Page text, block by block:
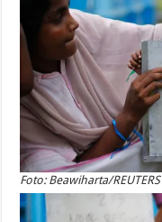
Foto: Beawiharta/REUTERS